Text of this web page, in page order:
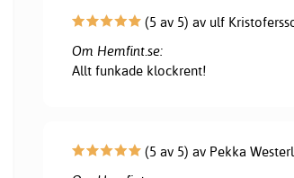
(5 av 5) av ulf
Om Hemfint.se:
Allt funkade klockrent!
(5 av 5) av Pekka